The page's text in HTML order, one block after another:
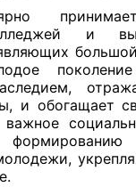
и
и обогащает
формированию